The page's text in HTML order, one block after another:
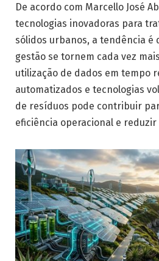
De acordo com Marcello José
tecnologias inovadoras para
sólidos urbanos, a tendência é
gestão se tornem cada vez
utilização de dados em tempo
automatizados e tecnologias
de resíduos pode contribuir
eficiência operacional e